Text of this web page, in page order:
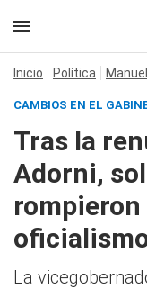
Inicio Política
CAMBIOS EN EL
Tras la
Adorni,
La